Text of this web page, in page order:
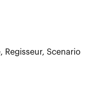
Regisseur, Scenario